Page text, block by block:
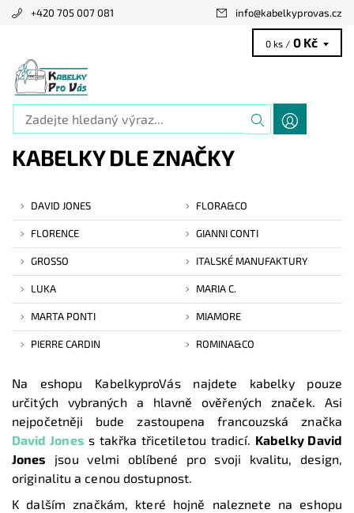
+420 705 007 081 info@kabelkyprovas.cz
0 ks / 0 Kč
KABELKY DLE ZNAČKY
DAVID JONES FLORA&CO
FLORENCE GIANNI CONTI
GROSSO ITALSKÉ MANUFAKTURY
LUKA MARIA C.
MARTA PONTI MIAMORE
PIERRE CARDIN ROMINA&CO
Na eshopu KabelkyproVás najdete kabelky pouze
určitých vybraných a hlavně ověřených značek. Asi
nejpočetněji bude zastoupena francouzská značka
David Jones s takřka třicetiletou tradicí. Kabelky David
Jones jsou velmi oblíbené pro svoji kvalitu, design,
originalitu a cenou dostupnost.
K dalším značkám, které hojně naleznete na eshopu